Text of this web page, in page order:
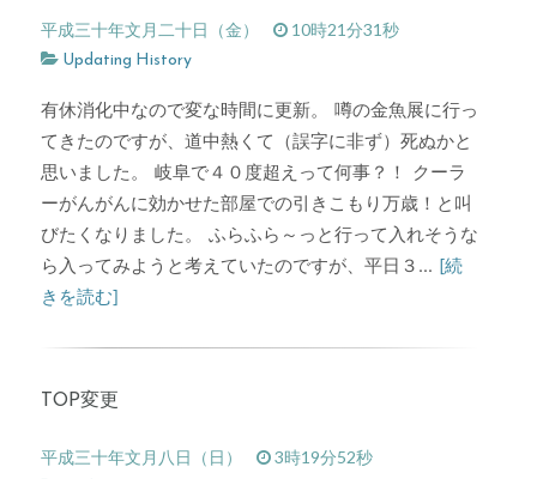
平成三十年文月二十日（金）
10時21分31秒
Updating History
有休消化中なので変な時間に更新。 噂の金魚展に行っ
てきたのですが、道中熱くて（誤字に非ず）死ぬかと
思いました。 岐阜で４０度超えって何事？！ クーラ
ーがんがんに効かせた部屋での引きこもり万歳！と叫
びたくなりました。 ふらふら～っと行って入れそうな
ら入ってみようと考えていたのですが、平日３... [続
きを読む]
TOP変更
平成三十年文月八日（日）
3時19分52秒